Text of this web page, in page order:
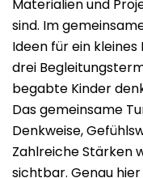
Materialien und
sind. Im
Ideen für ein kleines
drei
begabte Kinder
Das gemeinsame
Denkweise,
Zahlreiche Stärken
sichtbar. Genau